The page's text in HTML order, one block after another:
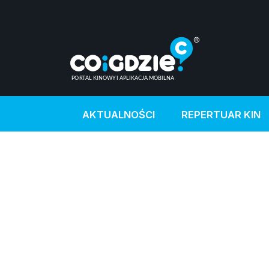
AKTUALNOŚCI REPERTUAR KIN